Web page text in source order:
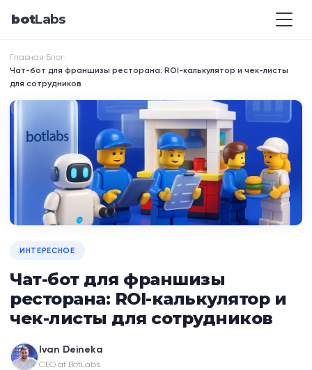
botLabs
Главная›Блог›
Чат-бот для франшизы ресторана: ROI-калькулятор и чек-листы
для сотрудников
ИНТЕРЕСНОЕ
Чат-бот для франшизы
ресторана: ROI-калькулятор и
чек-листы для сотрудников
Ivan Deineka
CEO at BotLabs